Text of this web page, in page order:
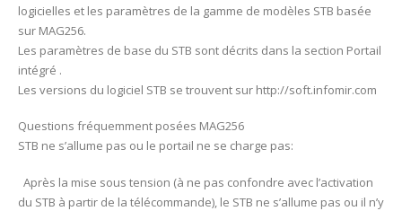
logicielles et les paramètres de la gamme de modèles STB basée
sur MAG256.
Les paramètres de base du STB sont décrits dans la section Portail
intégré .
Les versions du logiciel STB se trouvent sur http://soft.infomir.com
Questions fréquemment posées MAG256
STB ne s’allume pas ou le portail ne se charge pas:
Après la mise sous tension (à ne pas confondre avec l’activation
du STB à partir de la télécommande), le STB ne s’allume pas ou il n’y